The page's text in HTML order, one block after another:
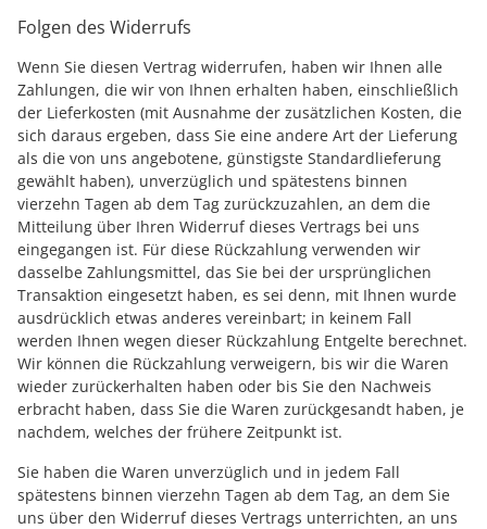
Folgen des Widerrufs
Wenn Sie diesen Vertrag widerrufen, haben wir Ihnen alle
Zahlungen, die wir von Ihnen erhalten haben, einschließlich
der Lieferkosten (mit Ausnahme der zusätzlichen Kosten, die
sich daraus ergeben, dass Sie eine andere Art der Lieferung
als die von uns angebotene, günstigste Standardlieferung
gewählt haben), unverzüglich und spätestens binnen
vierzehn Tagen ab dem Tag zurückzuzahlen, an dem die
Mitteilung über Ihren Widerruf dieses Vertrags bei uns
eingegangen ist. Für diese Rückzahlung verwenden wir
dasselbe Zahlungsmittel, das Sie bei der ursprünglichen
Transaktion eingesetzt haben, es sei denn, mit Ihnen wurde
ausdrücklich etwas anderes vereinbart; in keinem Fall
werden Ihnen wegen dieser Rückzahlung Entgelte berechnet.
Wir können die Rückzahlung verweigern, bis wir die Waren
wieder zurückerhalten haben oder bis Sie den Nachweis
erbracht haben, dass Sie die Waren zurückgesandt haben, je
nachdem, welches der frühere Zeitpunkt ist.
Sie haben die Waren unverzüglich und in jedem Fall
spätestens binnen vierzehn Tagen ab dem Tag, an dem Sie
uns über den Widerruf dieses Vertrags unterrichten, an uns